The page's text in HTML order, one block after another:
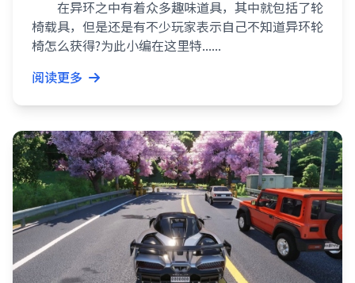
在异环之中有着众多趣味道具，其中就包括了轮
椅载具，但是还是有不少玩家表示自己不知道异环轮
椅怎么获得?为此小编在这里特......
阅读更多